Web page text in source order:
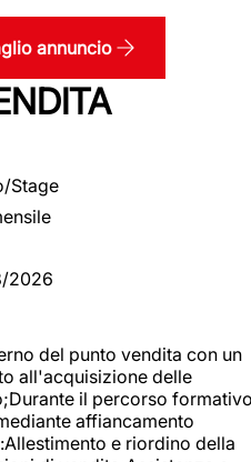
annuncio
Stage
2026
del punto vendita con un
all'acquisizione delle
il percorso
affiancamento
e riordino della